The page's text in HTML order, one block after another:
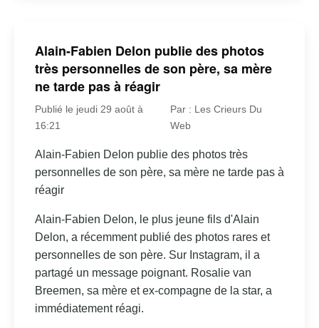
Alain-Fabien Delon publie des photos
très personnelles de son père, sa mère
ne tarde pas à réagir
Publié le jeudi 29 août à
16:21
Par : Les Crieurs Du
Web
Alain-Fabien Delon publie des photos très
personnelles de son père, sa mère ne tarde pas à
réagir
Alain-Fabien Delon, le plus jeune fils d'Alain
Delon, a récemment publié des photos rares et
personnelles de son père. Sur Instagram, il a
partagé un message poignant. Rosalie van
Breemen, sa mère et ex-compagne de la star, a
immédiatement réagi.